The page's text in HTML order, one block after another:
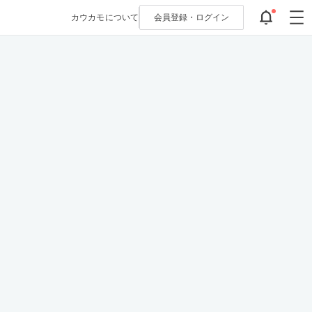
カウカモについて 会員登録・ ログイン